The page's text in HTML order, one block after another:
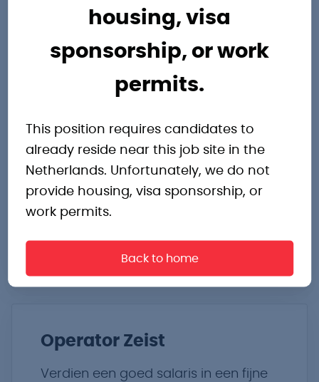
housing, visa
sponsorship, or work
permits.
This position requires candidates to
already reside near this job site in the
Netherlands. Unfortunately, we do not
provide housing, visa sponsorship, or
work permits.
Back to home
Machine Operator
Werk aan moderne machines en
groei in je carrière met een goed
3 ploegendienst
Operator Zeist
Verdien een goed salaris in een fijne